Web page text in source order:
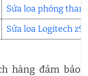
Sửa loa phóng
Sửa loa Logitech
hàng đảm bảo